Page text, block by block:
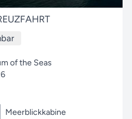
of the Seas
Meerblickkabine